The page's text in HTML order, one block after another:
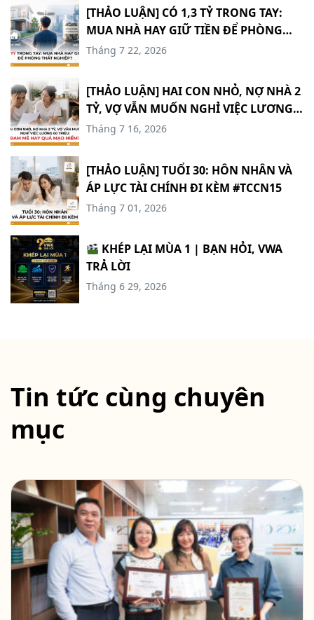
[THẢO LUẬN] CÓ 1,3 TỶ TRONG TAY:
MUA NHÀ HAY GIỮ TIỀN ĐỂ PHÒNG
Tháng 7 22, 2026
[THẢO LUẬN] HAI CON NHỎ, NỢ NHÀ 2
TỶ, VỢ VẪN MUỐN NGHỈ VIỆC LƯƠNG
60 TRIỆU: ĐAM MÊ HAY QUÁ MẠO
Tháng 7 16, 2026
[THẢO LUẬN] TUỔI 30: HÔN NHÂN VÀ
ÁP LỰC TÀI CHÍNH ĐI KÈM #TCCN15
Tháng 7 01, 2026
KHÉP LẠI MÙA 1 | BẠN HỎI, VWA
TRẢ LỜI
Tháng 6 29, 2026
Tin tức cùng chuyên
mục